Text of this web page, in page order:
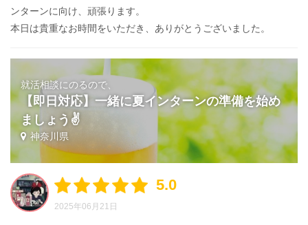
ンターンに向け、頑張ります。
本日は貴重なお時間をいただき、ありがとうございました。
就活相談にのるので、
【即日対応】一緒に夏インターンの準備を始め
ましょう✌️
神奈川県
5.0
2025年06月21日